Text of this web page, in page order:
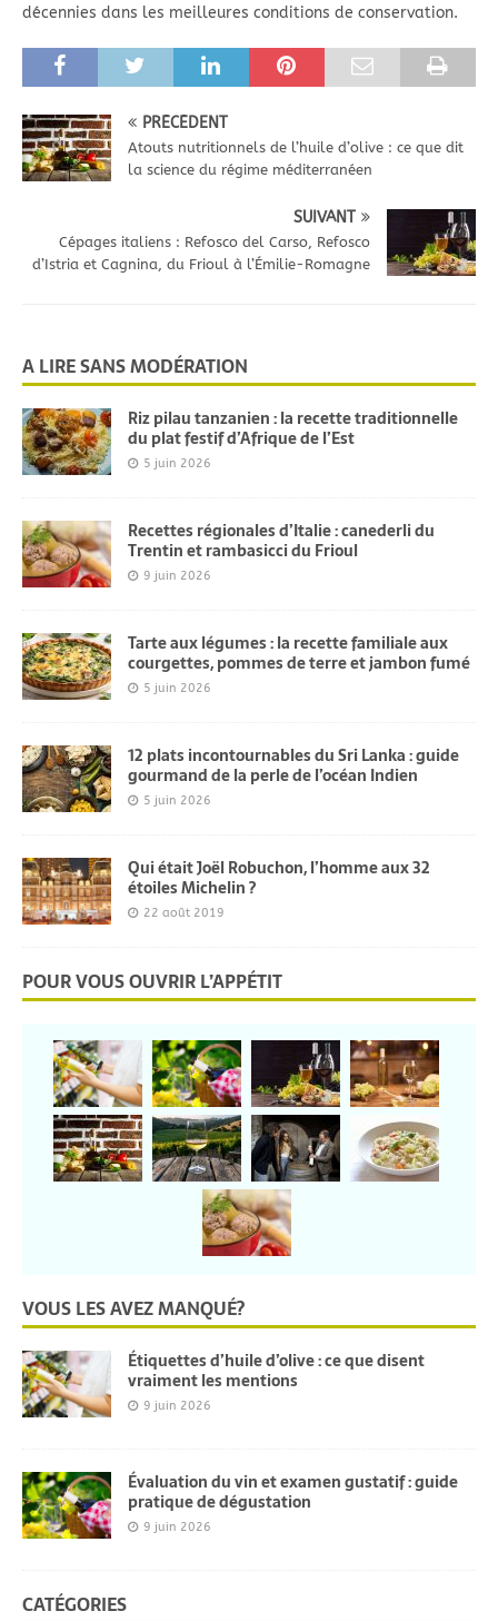
décennies dans les meilleures conditions de conservation.
PRÉCÉDENT
Atouts nutritionnels de l’huile d’olive : ce que dit
la science du régime méditerranéen
SUIVANT
Cépages italiens : Refosco del Carso, Refosco
d’Istria et Cagnina, du Frioul à l’Émilie-Romagne
A LIRE SANS MODÉRATION
Riz pilau tanzanien : la recette traditionnelle
du plat festif d’Afrique de l’Est
5 juin 2026
Recettes régionales d’Italie : canederli du
Trentin et rambasicci du Frioul
9 juin 2026
Tarte aux légumes : la recette familiale aux
courgettes, pommes de terre et jambon fumé
5 juin 2026
12 plats incontournables du Sri Lanka : guide
gourmand de la perle de l’océan Indien
5 juin 2026
Qui était Joël Robuchon, l’homme aux 32
étoiles Michelin ?
22 août 2019
POUR VOUS OUVRIR L’APPÉTIT
VOUS LES AVEZ MANQUÉ?
Étiquettes d’huile d’olive : ce que disent
vraiment les mentions
9 juin 2026
Évaluation du vin et examen gustatif : guide
pratique de dégustation
9 juin 2026
CATÉGORIES